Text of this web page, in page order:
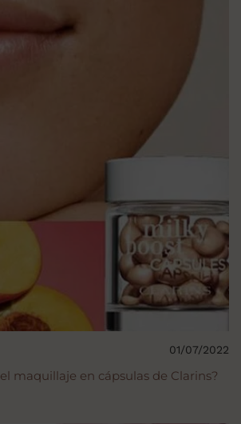
maquillaje en cápsulas de Clarins?
01/07/2022